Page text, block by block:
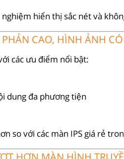
hiển thị sắc nét và
CAO, HÌNH ẢNH
các ưu điểm nổi bật:
dung đa phương tiện
so với các màn IPS giá rẻ